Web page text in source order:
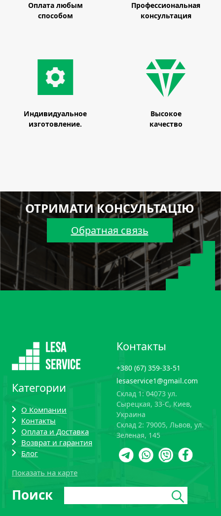
Оплата любым
способом
Профессиональная
консультация
Индивидуальное
изготовление.
Высокое
качество
ОТРИМАТИ КОНСУЛЬТАЦІЮ
Обратная связь
Категории
О Компании
Контакты
Оплата и Доставка
Возврат и гарантия
Блoг
Показать на карте
Контакты
+380 (67) 359-33-51
lesaservice1@gmail.com
Склад 1: 04073 ул.
Сырецкая, 33-С, Киев,
Украина
Склад 2: 79005, Львов, ул.
Зеленая, 145
Поиск